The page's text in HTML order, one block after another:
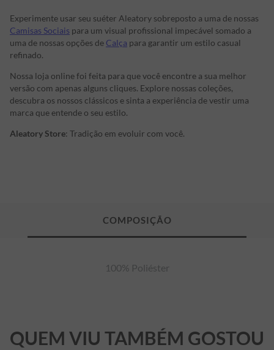
Experimente usar seu suéter Aleatory sobreposto a uma de nossas
Camisas Sociais para um visual profissional impecável somado a
uma de nossas opções de Calça para garantir um estilo casual
refinado.
Nossa loja online foi feita para que você encontre a sua melhor
versão com apenas alguns cliques. Explore nossas coleções,
descubra os nossos clássicos e sinta a experiência de vestir uma
marca que entende o seu estilo.
Aleatory Store: Tradição em evoluir com você.
100% Poliéster
QUEM VIU TAMBÉM GOSTOU